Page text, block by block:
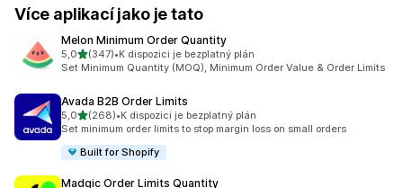
Více aplikací jako je tato
Melon Minimum Order Quantity
5,0z 5 hvězd
(347)
Celkový počet recenzí: 347
•K dispozici je bezplatný plán
Set Minimum Quantity (MOQ), Minimum Order Value & Order Limits
Avada B2B Order Limits
5,0z 5 hvězd
(268)
Celkový počet recenzí: 268
•K dispozici je bezplatný plán
Set minimum order limits to stop margin loss on small orders
Built for Shopify
Madgic Order Limits Quantity